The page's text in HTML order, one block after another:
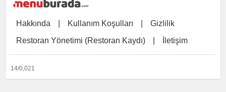
Hakkında Kullanım Koşulları
Gizlilik
Restoran Yönetimi (Restoran Kaydı)
İletişim
14/0,021